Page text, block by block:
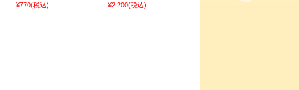
¥770(税込)
¥2,200(税込)